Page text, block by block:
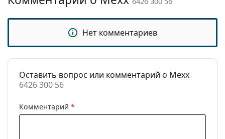
Категория:
Солнцезащитные очки
Бренд:
Mexx
Использование:
Мода
Нет комментариев
Оставить вопрос или комментарий о Mexx
6426 300 56
Комментарий *